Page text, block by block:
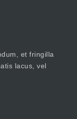
et fringilla
lacus, vel